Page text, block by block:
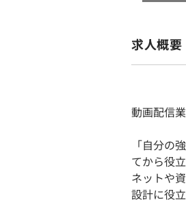
求人概要
動画配信
「自分の
てから役
ネットや
設計に役